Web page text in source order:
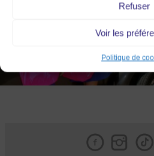
Refuser
Voir les
Politique de